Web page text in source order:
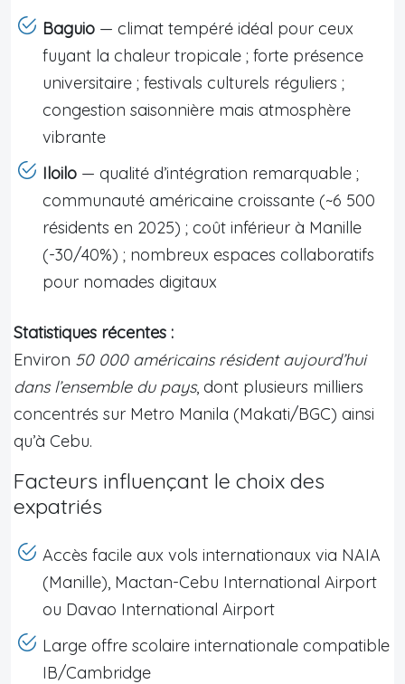
Baguio — climat tempéré idéal pour ceux
fuyant la chaleur tropicale ; forte présence
universitaire ; festivals culturels réguliers ;
congestion saisonnière mais atmosphère
vibrante
Iloilo — qualité d’intégration remarquable ;
communauté américaine croissante (~6 500
résidents en 2025) ; coût inférieur à Manille
(-30/40%) ; nombreux espaces collaboratifs
pour nomades digitaux
Statistiques récentes :
Environ 50 000 américains résident aujourd’hui
dans l’ensemble du pays, dont plusieurs milliers
concentrés sur Metro Manila (Makati/BGC) ainsi
qu’à Cebu.
Facteurs influençant le choix des
expatriés
Accès facile aux vols internationaux via NAIA
(Manille), Mactan-Cebu International Airport
ou Davao International Airport
Large offre scolaire internationale compatible
IB/Cambridge